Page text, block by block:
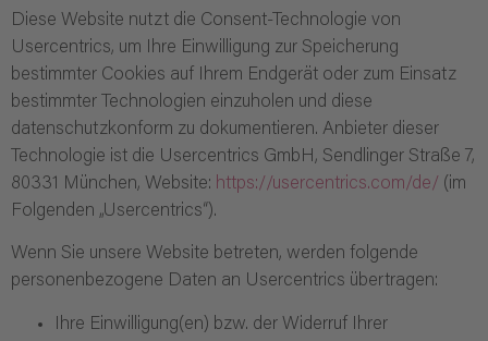
Diese Website nutzt die Consent-Technologie von
Usercentrics, um Ihre Einwilligung zur Speicherung
bestimmter Cookies auf Ihrem Endgerät oder zum Einsatz
bestimmter Technologien einzuholen und diese
datenschutzkonform zu dokumentieren. Anbieter dieser
Technologie ist die Usercentrics GmbH, Sendlinger Straße 7,
80331 München, Website: https://usercentrics.com/de/ (im
Folgenden „Usercentrics“).
Wenn Sie unsere Website betreten, werden folgende
personenbezogene Daten an Usercentrics übertragen:
Ihre Einwilligung(en) bzw. der Widerruf Ihrer